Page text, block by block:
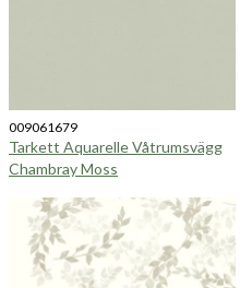
009061679
Tarkett Aquarelle Våtrumsvägg
Chambray Moss